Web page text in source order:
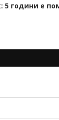
5 години е